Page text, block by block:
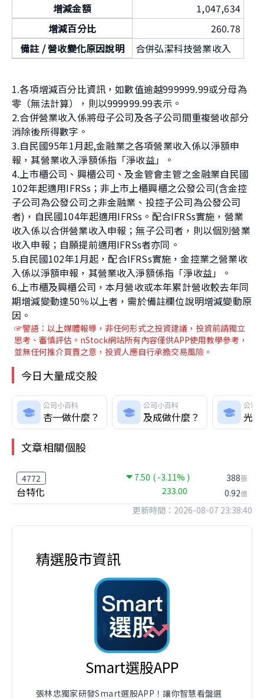
增減金額
1,047,634
增減百分比
260.78
備註 / 營收變化原因說明
合併弘潔科技營業收入
1.各項增減百分比資訊，如數值逾越999999.99或分母為
零（無法計算），則以999999.99表示。
2.合併營業收入係將母子公司及各子公司間重複營收部分
消除後所得數字。
3.自民國95年1月起,金融業之各項營業收入係以淨額申
報，其營業收入淨額係指「淨收益」。
4.上市櫃公司、興櫃公司、及金管會主管之金融業自民國
102年起適用IFRSs；非上市上櫃興櫃之公發公司(含金控
子公司為公發公司之非金融業、投控子公司為公發公司
者)，自民國104年起適用IFRSs。配合IFRSs實施，營業
收入係以合併營業收入申報；無子公司者，則以個別營業
收入申報；自願提前適用IFRSs者亦同。
5.自民國102年1月起，配合IFRSs實施，金控業之營業收
入係以淨額申報，其營業收入淨額係指「淨收益」。
6.上市櫃及興櫃公司，本月營收或本年累計營收較去年同
期增減變動達50％以上者，需於備註欄位說明增減變動原
因。
☞警語：以上媒體報導 ，非任何形式之投資建議，投資前請獨立
思考、審慎評估。nStock網站所有內容僅供APP使用教學參考，
並無任何推介買賣之意，投資人應自行承擔交易風險。
今日大量成交股
公司小百科
杏一做什麼？
公司小百科
及成做什麼？
公司
光
文章相關個股
4772 7.50 ( -3.11% )
台特化 233.00
388張
0.92億
更新時間：2026-08-07 23:38:40
精選股市資訊
Smart選股APP
張林忠獨家研發Smart選股APP！讓你智慧看盤選